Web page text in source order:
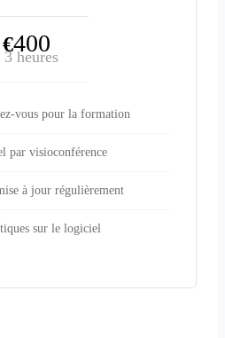
€400
3 heures
vous pour la formation
par visioconférence
à jour régulièrement
sur le logiciel